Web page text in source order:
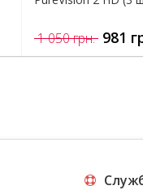
1 050 грн. 981